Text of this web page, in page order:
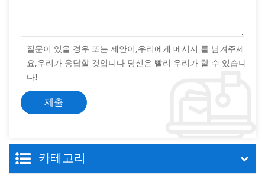
질문이 있을 경우 또는 제안이,우리에게 메시지 를 남겨주세
요,우리가 응답할 것입니다 당신은 빨리 우리가 할 수 있습니
다!
카테고리